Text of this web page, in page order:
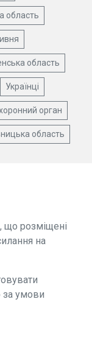
область
область
Українці
орган
область
що розміщені
на
за умови